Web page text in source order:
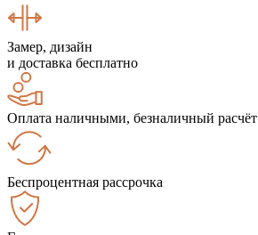
Замер, дизайн
и доставка бесплатно
Оплата наличными, безналичный расчёт
Беспроцентная рассрочка